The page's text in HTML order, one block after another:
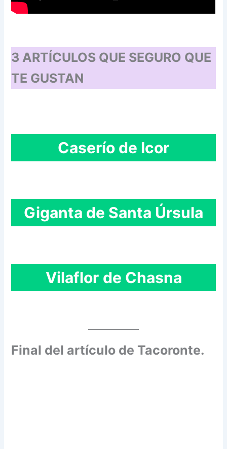
3 ARTÍCULOS QUE SEGURO QUE
TE GUSTAN
Caserío de Icor
Giganta de Santa Úrsula
Vilaflor de Chasna
Final del artículo de Tacoronte.